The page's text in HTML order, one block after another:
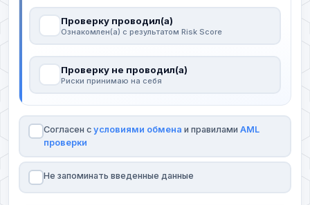
Проверку проводил(а)
Ознакомлен(а) с результатом Risk Score
Проверку не проводил(а)
Риски принимаю на себя
Согласен с условиями обмена и правилами AML
проверки
Не запоминать введенные данные